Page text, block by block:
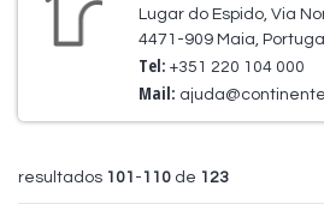
Lugar do Espido, Via
4471-909 Maia, Portugal
Tel:+351 220 104 000
Mail:
resultados 101 - 110 de 123